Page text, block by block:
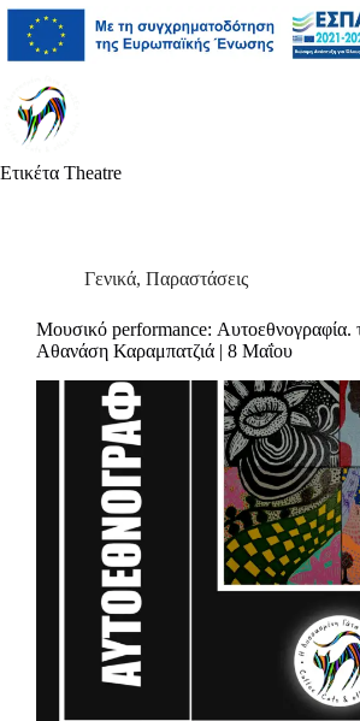
Μετάβαση
περιεχόμενο
Άλμα
γραμμή
Μετάβαση
περιεχόμενο
Ετικέτα Theatre
Γενικά, Παραστάσεις
Μουσικό performance: Αυτοεθνογραφία.
Αθανάση Καραμπατζιά | 8 Μαΐου